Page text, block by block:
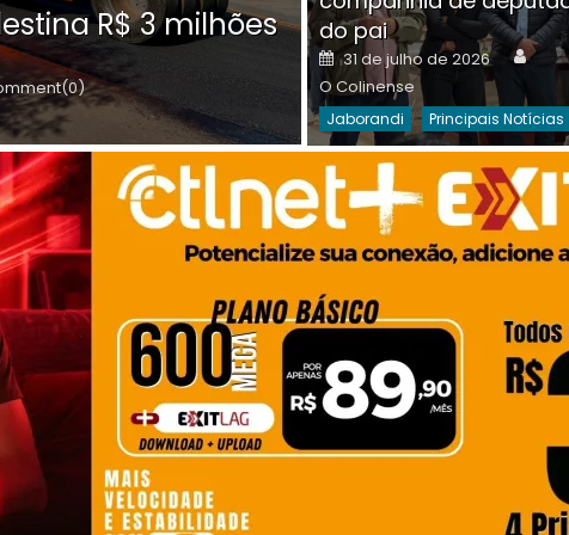
R$ 3 milhões
on
30 de julho de 2026 O
Destaques Da Semana
do pai
Posted
on
31 de julho de 2026
O Colinense
Jaborandi Principais Notícias